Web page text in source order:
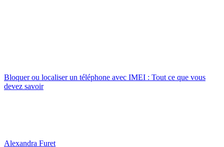
Bloquer ou localiser un téléphone avec IMEI : Tout ce que vous
devez savoir
Alexandra Furet